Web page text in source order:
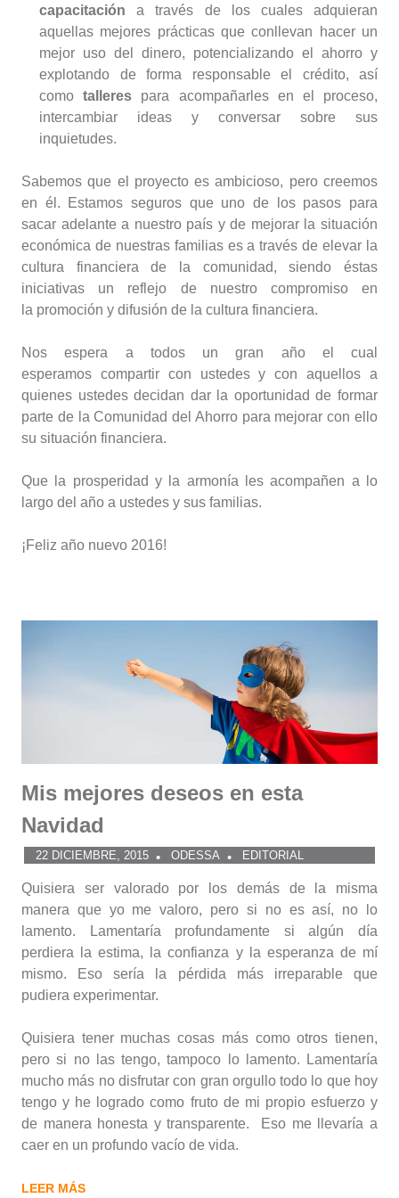
capacitación a través de los cuales adquieran
aquellas mejores prácticas que conllevan hacer un
mejor uso del dinero, potencializando el ahorro y
explotando de forma responsable el crédito, así
comotalleres para acompañarles en el proceso,
intercambiar ideas y conversar sobre sus
inquietudes.
Sabemos que el proyecto es ambicioso, pero creemos
en él. Estamos seguros que uno de los pasos para
sacar adelante a nuestro país y de mejorar la situación
económica de nuestras familias es a través de elevar la
cultura financiera de la comunidad, siendo éstas
iniciativas un reflejo de nuestro compromiso en
la promoción y difusión de la cultura financiera.
Nos espera a todos un gran año el cual
esperamos compartir con ustedes y con aquellos a
quienes ustedes decidan dar la oportunidad de formar
parte de la Comunidad del Ahorro para mejorar con ello
su situación financiera.
Que la prosperidad y la armonía les acompañen a lo
largo del año a ustedes y sus familias.
¡Feliz año nuevo 2016!
Mis mejores deseos en esta
Navidad
22 DICIEMBRE, 2015 ODESSA EDITORIAL
Quisiera ser valorado por los demás de la misma
manera que yo me valoro, pero si no es así, no lo
lamento. Lamentaría profundamente si algún día
perdiera la estima, la confianza y la esperanza de mí
mismo. Eso sería la pérdida más irreparable que
pudiera experimentar.
Quisiera tener muchas cosas más como otros tienen,
pero si no las tengo, tampoco lo lamento. Lamentaría
mucho más no disfrutar con gran orgullo todo lo que hoy
tengo y he logrado como fruto de mi propio esfuerzo y
de manera honesta y transparente. Eso me llevaría a
caer en un profundo vacío de vida.
LEER MÁS